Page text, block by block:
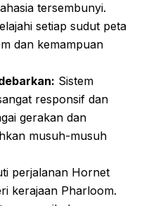
tersembunyi.
setiap sudut peta
dan kemampuan
Sistem
responsif dan
gerakan dan
musuh-musuh
perjalanan Hornet
kerajaan Pharloom.